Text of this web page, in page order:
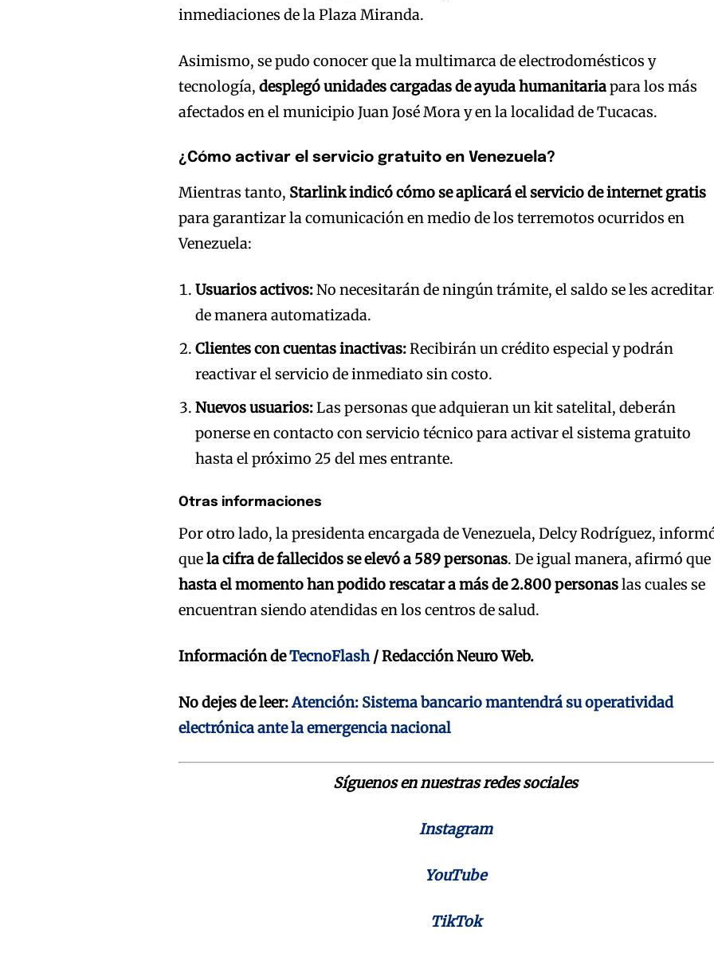
inmediaciones de la Plaza Miranda.
Asimismo, se pudo conocer que la multimarca de electrodomésticos y
tecnología,desplegó unidades cargadas de ayuda humanitariapara los más
afectados en el municipio Juan José Mora y en la localidad de Tucacas.
¿Cómo activar el servicio gratuito en Venezuela?
Mientras tanto, Starlink indicó cómo se aplicará el servicio de internet gratis
para garantizar la comunicación en medio de los terremotos ocurridos en
Venezuela:
Usuarios activos:No necesitarán de ningún trámite, el saldo se les
de manera automatizada.
Clientes con cuentas inactivas:Recibirán un crédito especial y podrán
reactivar el servicio de inmediato sin costo.
Nuevos usuarios:Las personas que adquieran un kit satelital, deberán
ponerse en contacto con servicio técnico para activar el sistema gratuito
hasta el próximo 25 del mes entrante.
Otras informaciones
Por otro lado, la presidenta encargada de Venezuela, Delcy Rodríguez,
quela cifra de fallecidos se elevó a 589 personas. De igual manera, afirmó que
hasta el momento han podido rescatar a más de 2.800 personaslas cuales se
encuentran siendo atendidas en los centros de salud.
Información deTecnoFlash/ Redacción Neuro Web.
No dejes de leer:Atención: Sistema bancario mantendrá su operatividad
electrónica ante la emergencia nacional
Síguenos en nuestras redes sociales
Instagram
YouTube
TikTok